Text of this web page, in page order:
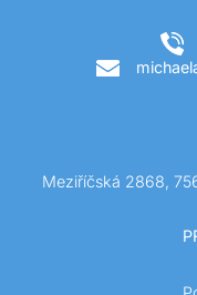
Meziříčská 2868,